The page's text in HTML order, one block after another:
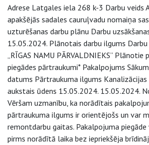
Adrese Latgales iela 268 k-3 Darbu veids
apakšējās sadales cauruļvadu nomaiņa
uzturēšanas darbu plānu Darbu
15.05.2024. Plānotais darbu ilgums
„RĪGAS NAMU PĀRVALDNIEKS” Plānotie
piegādes pārtraukumi* Pakalpojums
datums Pārtraukuma ilgums Kanalizācijas
aukstais ūdens 15.05.2024. 15.05.2024.
Vēršam uzmanību, ka norādītais
pārtraukuma ilgums ir orientējošs un var
remontdarbu gaitas. Pakalpojuma
pirms norādītā laika bez iepriekšēja